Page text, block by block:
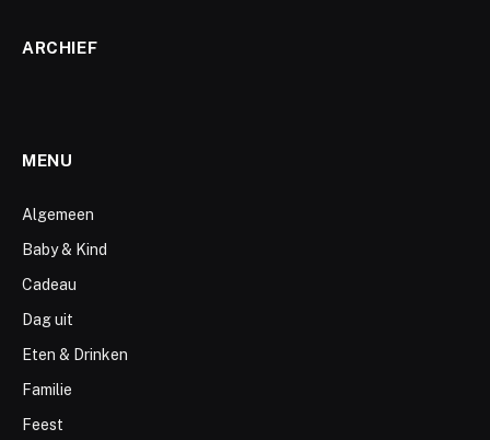
ARCHIEF
MENU
Algemeen
Baby & Kind
Cadeau
Dag uit
Eten & Drinken
Familie
Feest